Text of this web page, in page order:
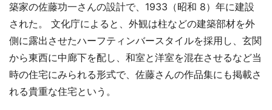
築家の佐藤功一さんの設計で、1933（昭和 8）年に建設
された。 文化庁によると、外観は柱などの建築部材を外
側に露出させたハーフティンバースタイルを採用し、玄関
から東西に中廊下を配し、和室と洋室を混在させるなど当
時の住宅にみられる形式で、佐藤さんの作品集にも掲載さ
れる貴重な住宅という。